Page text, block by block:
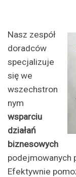
Nasz zespół
doradców
specjalizuje
się we
wszechstron
nym
wsparciu
działań
biznesowych
podejmowanych
Efektywnie